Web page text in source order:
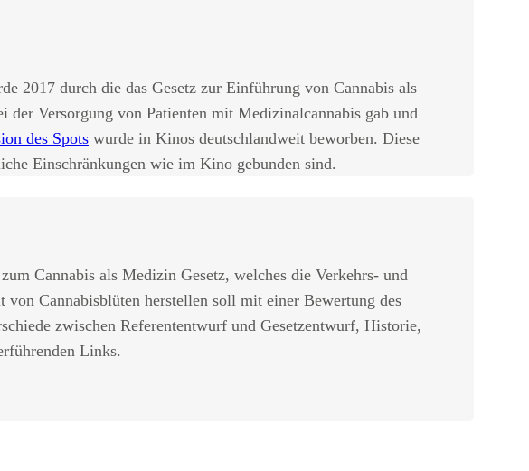
2017 durch die das Gesetz zur Einführung von Cannabis als
Versorgung von Patienten mit Medizinalcannabis gab und
des Spotswurde in Kinos deutschlandweit beworben. Diese
Einschränkungen wie im Kino gebunden sind.
Cannabis als Medizin Gesetz, welches die Verkehrs- und
von Cannabisblüten herstellen soll mit einer Bewertung des
zwischen Referententwurf und Gesetzentwurf, Historie,
Links.